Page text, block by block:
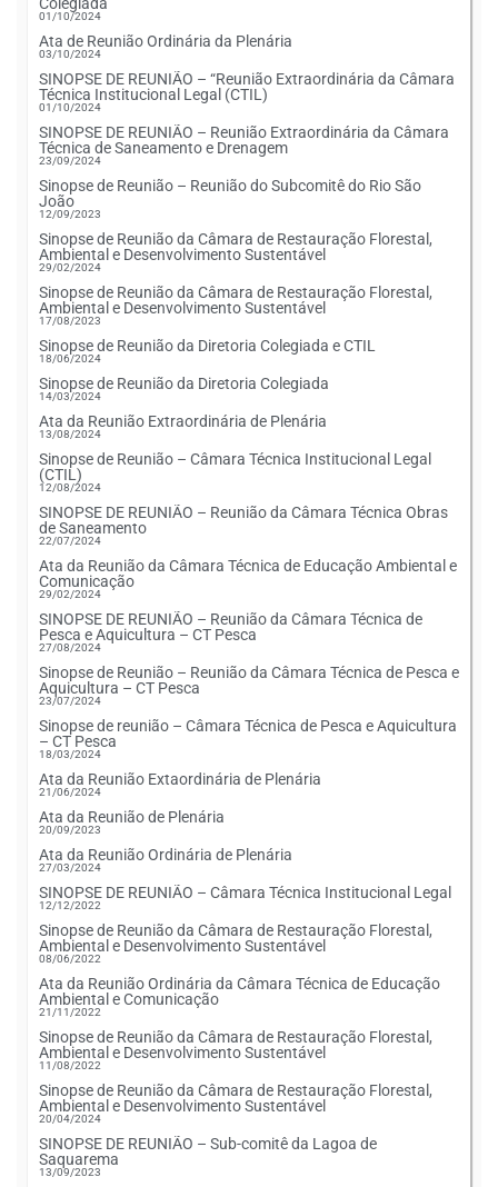
Colegiada
01/10/2024
Ata de Reunião Ordinária da Plenária
03/10/2024
SINOPSE DE REUNIÃO – “Reunião Extraordinária da Câmara
Técnica Institucional Legal (CTIL)
01/10/2024
SINOPSE DE REUNIÃO – Reunião Extraordinária da Câmara
Técnica de Saneamento e Drenagem
23/09/2024
Sinopse de Reunião – Reunião do Subcomitê do Rio São
João
12/09/2023
Sinopse de Reunião da Câmara de Restauração Florestal,
Ambiental e Desenvolvimento Sustentável
29/02/2024
Sinopse de Reunião da Câmara de Restauração Florestal,
Ambiental e Desenvolvimento Sustentável
17/08/2023
Sinopse de Reunião da Diretoria Colegiada e CTIL
18/06/2024
Sinopse de Reunião da Diretoria Colegiada
14/03/2024
Ata da Reunião Extraordinária de Plenária
13/08/2024
Sinopse de Reunião – Câmara Técnica Institucional Legal
(CTIL)
12/08/2024
SINOPSE DE REUNIÃO – Reunião da Câmara Técnica Obras
de Saneamento
22/07/2024
Ata da Reunião da Câmara Técnica de Educação Ambiental e
Comunicação
29/02/2024
SINOPSE DE REUNIÃO – Reunião da Câmara Técnica de
Pesca e Aquicultura – CT Pesca
27/08/2024
Sinopse de Reunião – Reunião da Câmara Técnica de Pesca e
Aquicultura – CT Pesca
23/07/2024
Sinopse de reunião – Câmara Técnica de Pesca e Aquicultura
– CT Pesca
18/03/2024
Ata da Reunião Extaordinária de Plenária
21/06/2024
Ata da Reunião de Plenária
20/09/2023
Ata da Reunião Ordinária de Plenária
27/03/2024
SINOPSE DE REUNIÃO – Câmara Técnica Institucional Legal
12/12/2022
Sinopse de Reunião da Câmara de Restauração Florestal,
Ambiental e Desenvolvimento Sustentável
08/06/2022
Ata da Reunião Ordinária da Câmara Técnica de Educação
Ambiental e Comunicação
21/11/2022
Sinopse de Reunião da Câmara de Restauração Florestal,
Ambiental e Desenvolvimento Sustentável
11/08/2022
Sinopse de Reunião da Câmara de Restauração Florestal,
Ambiental e Desenvolvimento Sustentável
20/04/2024
SINOPSE DE REUNIÃO – Sub-comitê da Lagoa de
Saquarema
13/09/2023